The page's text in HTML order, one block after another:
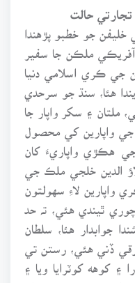
حالت
خليفن جو خطبو پڙهندا
آفريڪي ملڪن جا سفير
جي ڪري اسلامي دنيا
هئا، سنڌ جو سرحدي
ملتان ۽ سکر واپار جا
جي واپارين کي محصول
جي هڪڙي واپاريءَ کان
الدين خلجي ملڪ جي
لاءِ سهولتون
ٿيندي هئي، تہ حد
جوابدار هئا، سلطان
ڏني هئي، رستن تي
۽ کوهه کوٽرايا ويا ۽